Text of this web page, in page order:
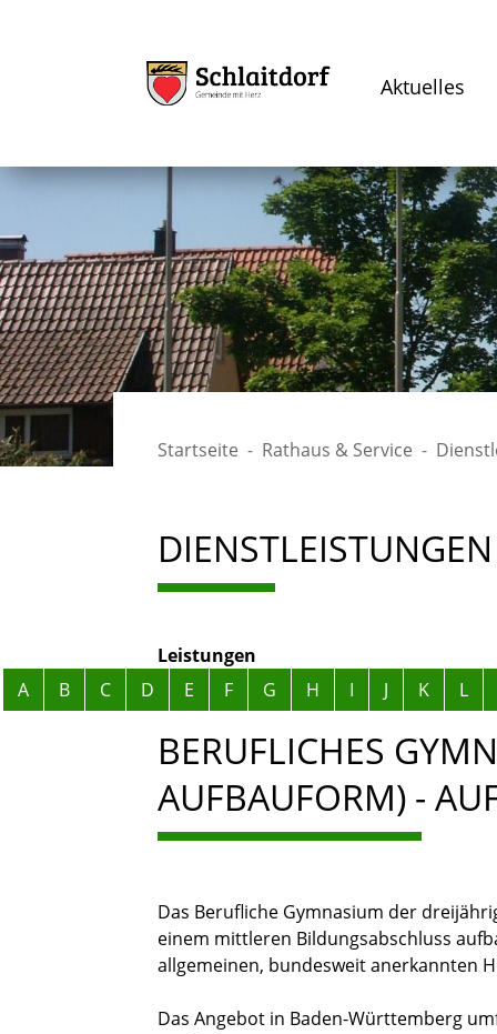
Aktuelles
Startseite Rathaus & Service
DIENSTLEISTUNGEN
Leistungen
Alphabetisches Register überspringen
A B C D E F G H I J K L
BERUFLICHES
AUFBAUFORM) -
Das Berufliche Gymnasium der
einem mittleren Bildungsabschluss
allgemeinen, bundesweit anerkannten
Das Angebot in Baden-Württemberg